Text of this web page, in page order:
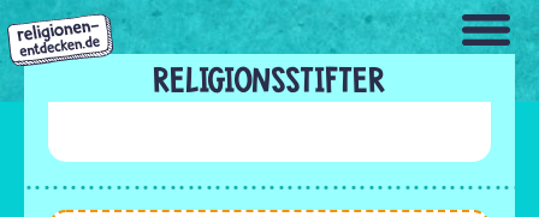
Direkt
zum
Inhalt
RELIGIONSSTIFTER